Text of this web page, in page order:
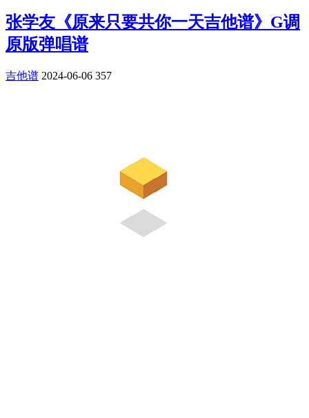
张学友《原来只要共你一天吉他谱》G调
原版弹唱谱
吉他谱 2024-06-06 357